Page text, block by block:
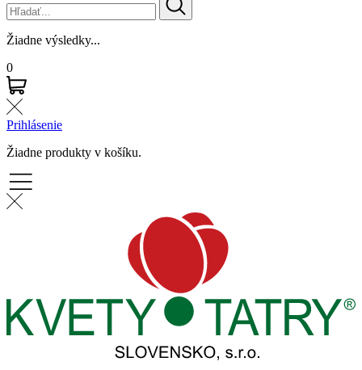
Žiadne výsledky...
0
Prihlásenie
Žiadne produkty v košíku.